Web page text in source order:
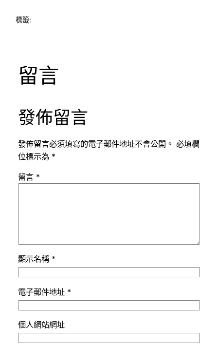
標籤:
留言
發佈留言
發佈留言必須填寫的電子郵件地址不會公開。 必填欄
位標示為 *
留言 *
顯示名稱 *
電子郵件地址 *
個人網站網址